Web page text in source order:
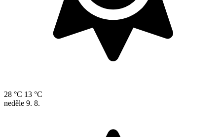
28 °C 13 °C
neděle 9. 8.